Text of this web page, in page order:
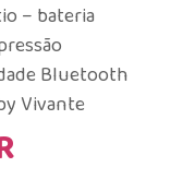
– bateria
Bluetooth
Vivante